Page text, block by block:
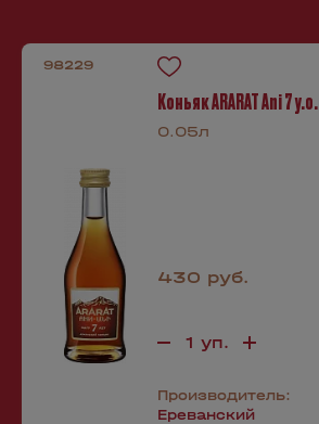
98229
Коньяк ARARAT Ani 7 y.o.
0.05л
430 руб.
Производитель:
Ереванский